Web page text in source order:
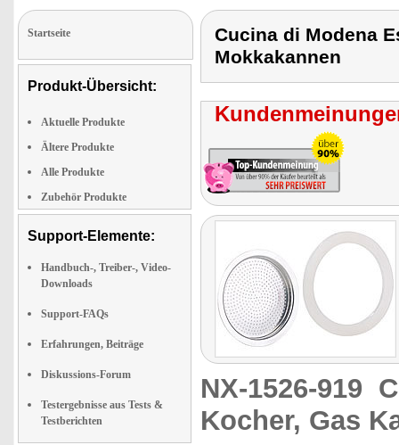
Startseite
Produkt-Übersicht:
Aktuelle Produkte
Ältere Produkte
Alle Produkte
Zubehör Produkte
Support-Elemente:
Handbuch-, Treiber-, Video-
Downloads
Support-FAQs
Erfahrungen, Beiträge
Diskussions-Forum
Testergebnisse aus Tests &
Testberichten
Cucina di Modena
Mokkakannen
NX-1526-919
Kocher, Gas